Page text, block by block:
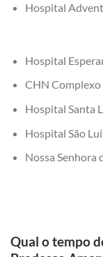
Hospital
Hospital
CHN
Hospital Santa
Hospital São
Nossa Senhora
Qual o tempo